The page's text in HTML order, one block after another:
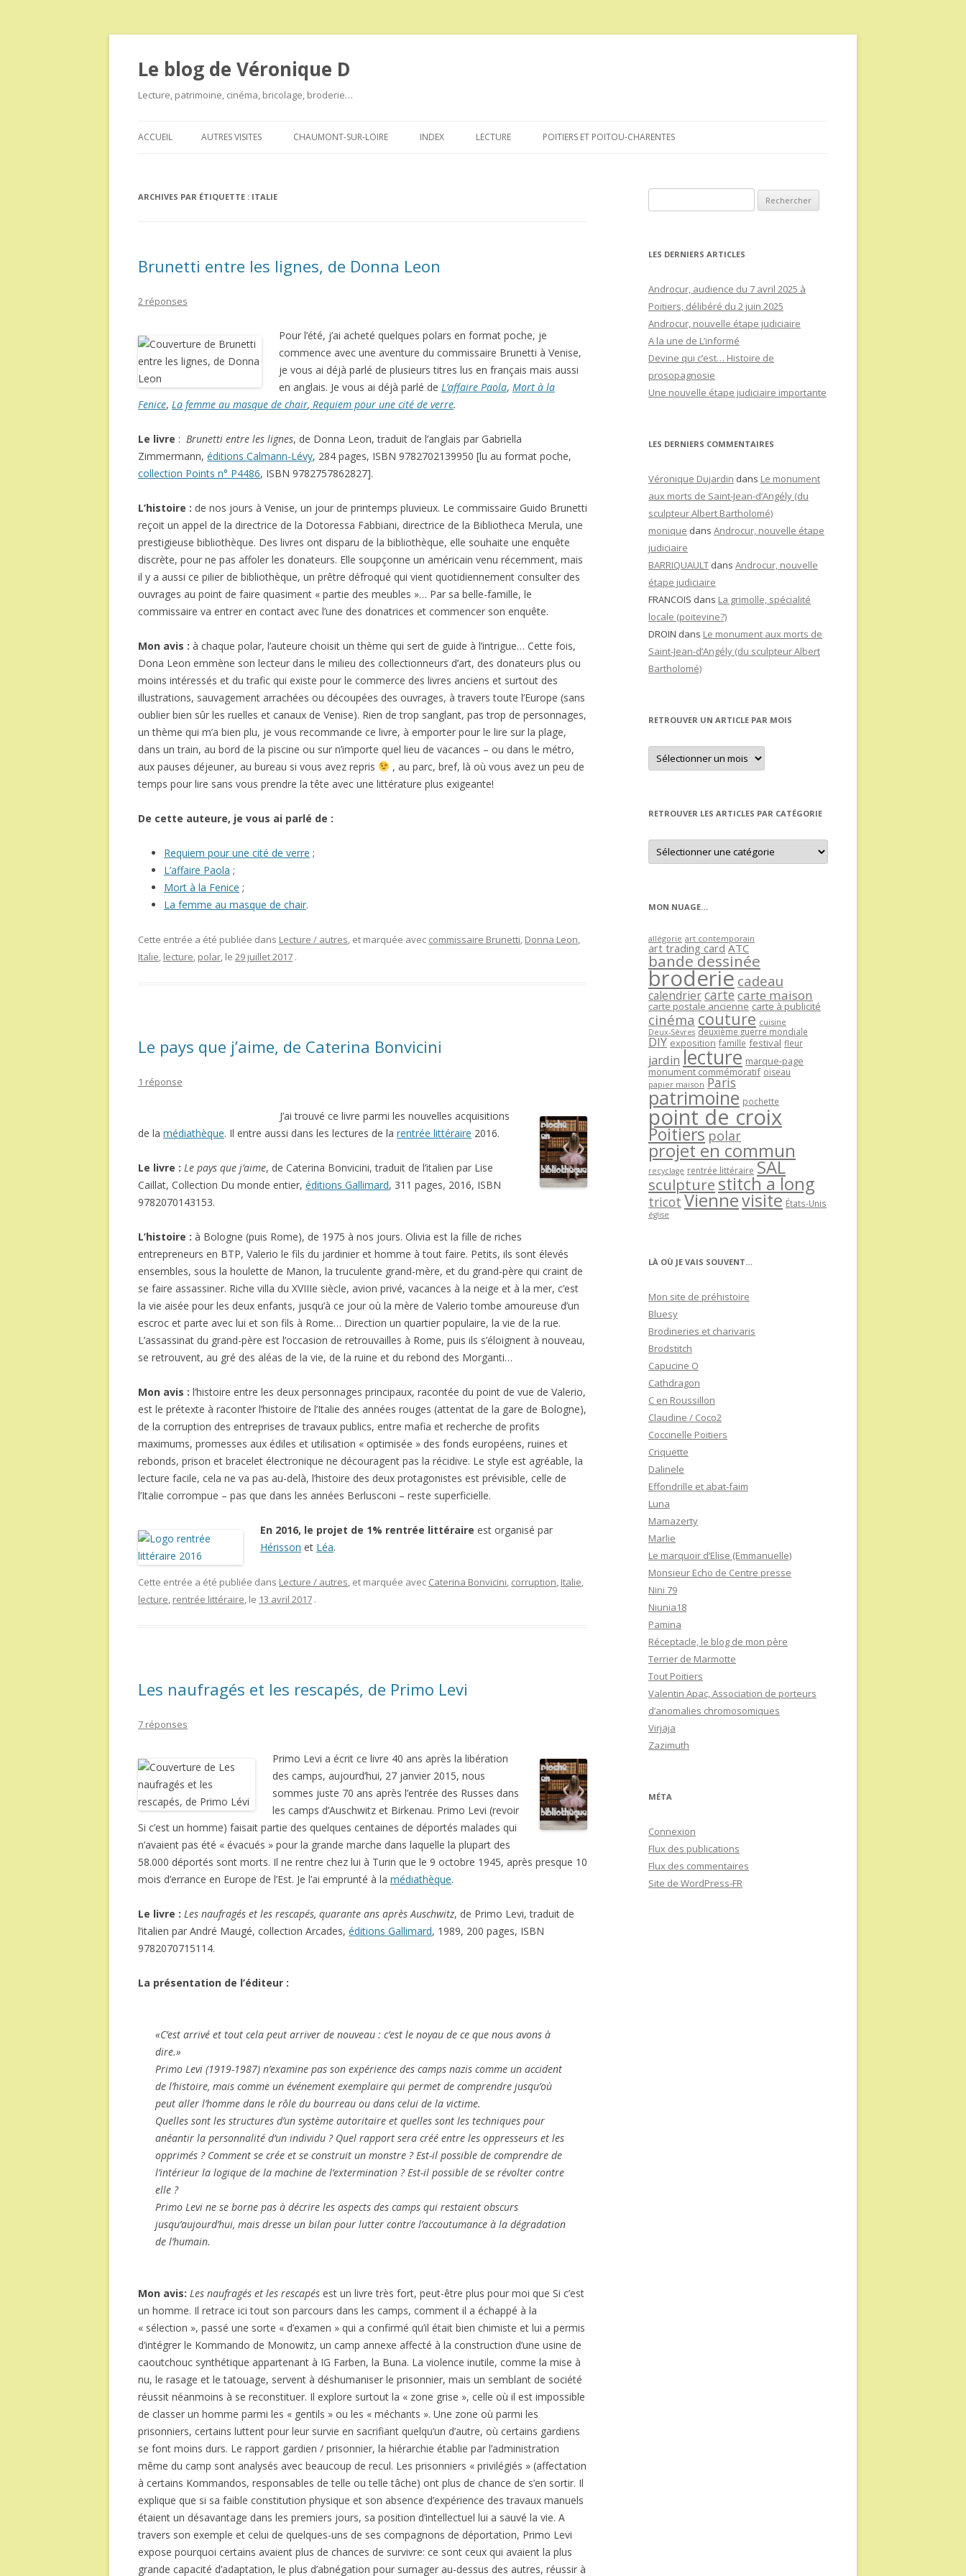
Le blog de Véronique D
Lecture, patrimoine, cinéma, bricolage, broderie…
au
ACCUEIL AUTRES VISITES CHAUMONT-SUR-LOIRE INDEX LECTURE POITIERS ET POITOU-CHARENTES
ARCHIVES PAR ÉTIQUETTE : ITALIE
Brunetti entre les lignes, de Donna Leon
2 réponses
Pour l’été, j’ai acheté quelques polars en format poche, je
commence avec une aventure du commissaire Brunetti à Venise,
je vous ai déjà parlé de plusieurs titres lus en français mais aussi
en anglais. Je vous ai déjà parlé de L’affaire Paola, Mort à la
Fenice, La femme au masque de chair, Requiem pour une cité de verre.
Le livre : Brunetti entre les lignes, de Donna Leon, traduit de l’anglais par Gabriella
Zimmermann, éditions Calmann-Lévy, 284 pages, ISBN 9782702139950 [lu au format poche,
collection Points n° P4486, ISBN 9782757862827].
L’histoire : de nos jours à Venise, un jour de printemps pluvieux. Le commissaire Guido Brunetti
reçoit un appel de la directrice de la Dotoressa Fabbiani, directrice de la Bibliotheca Merula, une
prestigieuse bibliothèque. Des livres ont disparu de la bibliothèque, elle souhaite une enquête
discrète, pour ne pas affoler les donateurs. Elle soupçonne un américain venu récemment, mais
il y a aussi ce pilier de bibliothèque, un prêtre défroqué qui vient quotidiennement consulter des
ouvrages au point de faire quasiment « partie des meubles »… Par sa belle-famille, le
commissaire va entrer en contact avec l’une des donatrices et commencer son enquête.
Mon avis : à chaque polar, l’auteure choisit un thème qui sert de guide à l’intrigue… Cette fois,
Dona Leon emmène son lecteur dans le milieu des collectionneurs d’art, des donateurs plus ou
moins intéressés et du trafic qui existe pour le commerce des livres anciens et surtout des
illustrations, sauvagement arrachées ou découpées des ouvrages, à travers toute l’Europe (sans
oublier bien sûr les ruelles et canaux de Venise). Rien de trop sanglant, pas trop de personnages,
un thème qui m’a bien plu, je vous recommande ce livre, à emporter pour le lire sur la plage,
dans un train, au bord de la piscine ou sur n’importe quel lieu de vacances – ou dans le métro,
aux pauses déjeuner, au bureau si vous avez repris
, au parc, bref, là où vous avez un peu de
temps pour lire sans vous prendre la tête avec une littérature plus exigeante!
De cette auteure, je vous ai parlé de :
Requiem pour une cité de verre ;
L’affaire Paola ;
Mort à la Fenice ;
La femme au masque de chair.
Cette entrée a été publiée dans Lecture / autres, et marquée avec commissaire Brunetti, Donna Leon,
Italie, lecture, polar, le 29 juillet 2017 .
Le pays que j’aime, de Caterina Bonvicini
1 réponse
J’ai trouvé ce livre parmi les nouvelles acquisitions
de la médiathèque. Il entre aussi dans les lectures de la rentrée littéraire 2016.
Le livre : Le pays que j’aime, de Caterina Bonvicini, traduit de l’italien par Lise
Caillat, Collection Du monde entier, éditions Gallimard, 311 pages, 2016, ISBN
9782070143153.
L’histoire : à Bologne (puis Rome), de 1975 à nos jours. Olivia est la fille de riches
entrepreneurs en BTP, Valerio le fils du jardinier et homme à tout faire. Petits, ils sont élevés
ensembles, sous la houlette de Manon, la truculente grand-mère, et du grand-père qui craint de
se faire assassiner. Riche villa du XVIIIe siècle, avion privé, vacances à la neige et à la mer, c’est
la vie aisée pour les deux enfants, jusqu’à ce jour où la mère de Valerio tombe amoureuse d’un
escroc et parte avec lui et son fils à Rome… Direction un quartier populaire, la vie de la rue.
L’assassinat du grand-père est l’occasion de retrouvailles à Rome, puis ils s’éloignent à nouveau,
se retrouvent, au gré des aléas de la vie, de la ruine et du rebond des Morganti…
Mon avis : l’histoire entre les deux personnages principaux, racontée du point de vue de Valerio,
est le prétexte à raconter l’histoire de l’Italie des années rouges (attentat de la gare de Bologne),
de la corruption des entreprises de travaux publics, entre mafia et recherche de profits
maximums, promesses aux édiles et utilisation « optimisée » des fonds européens, ruines et
rebonds, prison et bracelet électronique ne découragent pas la récidive. Le style est agréable, la
lecture facile, cela ne va pas au-delà, l’histoire des deux protagonistes est prévisible, celle de
l’Italie corrompue – pas que dans les années Berlusconi – reste superficielle.
En 2016, le projet de 1% rentrée littéraire est organisé par
Hérisson et Léa.
Cette entrée a été publiée dans Lecture / autres, et marquée avec Caterina Bonvicini, corruption, Italie,
lecture, rentrée littéraire, le 13 avril 2017 .
Les naufragés et les rescapés, de Primo Levi
7 réponses
Primo Levi a écrit ce livre 40 ans après la libération
des camps, aujourd’hui, 27 janvier 2015, nous
sommes juste 70 ans après l’entrée des Russes dans
les camps d’Auschwitz et Birkenau. Primo Levi (revoir
Si c’est un homme) faisait partie des quelques centaines de déportés malades qui
n’avaient pas été « évacués » pour la grande marche dans laquelle la plupart des
58.000 déportés sont morts. Il ne rentre chez lui à Turin que le 9 octobre 1945, après presque 10
mois d’errance en Europe de l’Est. Je l’ai emprunté à la médiathèque.
Le livre : Les naufragés et les rescapés, quarante ans après Auschwitz, de Primo Levi, traduit de
l’italien par André Maugé, collection Arcades, éditions Gallimard, 1989, 200 pages, ISBN
9782070715114.
La présentation de l’éditeur :
«C’est arrivé et tout cela peut arriver de nouveau : c’est le noyau de ce que nous avons à
dire.»
Primo Levi (1919-1987) n’examine pas son expérience des camps nazis comme un accident
de l’histoire, mais comme un événement exemplaire qui permet de comprendre jusqu’où
peut aller l’homme dans le rôle du bourreau ou dans celui de la victime.
Quelles sont les structures d’un système autoritaire et quelles sont les techniques pour
anéantir la personnalité d’un individu ? Quel rapport sera créé entre les oppresseurs et les
opprimés ? Comment se crée et se construit un monstre ? Est-il possible de comprendre de
l’intérieur la logique de la machine de l’extermination ? Est-il possible de se révolter contre
elle ?
Primo Levi ne se borne pas à décrire les aspects des camps qui restaient obscurs
jusqu’aujourd’hui, mais dresse un bilan pour lutter contre l’accoutumance à la dégradation
de l’humain.
Mon avis: Les naufragés et les rescapés est un livre très fort, peut-être plus pour moi que Si c’est
un homme. Il retrace ici tout son parcours dans les camps, comment il a échappé à la
« sélection », passé une sorte « d’examen » qui a confirmé qu’il était bien chimiste et lui a permis
d’intégrer le Kommando de Monowitz, un camp annexe affecté à la construction d’une usine de
caoutchouc synthétique appartenant à IG Farben, la Buna. La violence inutile, comme la mise à
nu, le rasage et le tatouage, servent à déshumaniser le prisonnier, mais un semblant de société
réussit néanmoins à se reconstituer. Il explore surtout la « zone grise », celle où il est impossible
de classer un homme parmi les « gentils » ou les « méchants ». Une zone où parmi les
prisonniers, certains luttent pour leur survie en sacrifiant quelqu’un d’autre, où certains gardiens
se font moins durs. Le rapport gardien / prisonnier, la hiérarchie établie par l’administration
même du camp sont analysés avec beaucoup de recul. Les prisonniers « privilégiés » (affectation
à certains Kommandos, responsables de telle ou telle tâche) ont plus de chance de s’en sortir. Il
explique que si sa faible constitution physique et son absence d’expérience des travaux manuels
étaient un désavantage dans les premiers jours, sa position d’intellectuel lui a sauvé la vie. A
travers son exemple et celui de quelques-uns de ses compagnons de déportation, Primo Levi
expose pourquoi certains avaient plus de chances de survivre: ce sont ceux qui avaient la plus
grande capacité d’adaptation, le plus d’abnégation pour surnager au-dessus des autres, réussir à
LES DERNIERS ARTICLES
Androcur, audience du 7 avril 2025 à
Poitiers, délibéré du 2 juin 2025
Androcur, nouvelle étape judiciaire
A la une de L’informé
Devine qui c’est… Histoire de
prosopagnosie
Une nouvelle étape judiciaire importante
LES DERNIERS COMMENTAIRES
Véronique Dujardin dans Le monument
aux morts de Saint-Jean-d’Angély (du
sculpteur Albert Bartholomé)
monique dans Androcur, nouvelle étape
judiciaire
BARRIQUAULT dans Androcur, nouvelle
étape judiciaire
FRANCOIS dans La grimolle, spécialité
locale (poitevine?)
DROIN dans Le monument aux morts de
Saint-Jean-d’Angély (du sculpteur Albert
Bartholomé)
RETROUVER UN ARTICLE PAR MOIS
Retrouver
un
article
RETROUVER LES ARTICLES PAR CATÉGORIE
Retrouver
les
articles
MON NUAGE…
allégorie art contemporain
art trading card ATC
bande dessinée
broderie cadeau
calendriercartecarte maison
carte postale ancienne carte à publicité
cinéma couture cuisine
Deux-Sèvres deuxième guerre mondiale
DIY exposition famille festival fleur
jardin lecture marque-page
monument commémoratif oiseau
papier maison Paris
patrimoine pochette
point de croix
Poitiers polar
projet en commun
recyclage rentrée littéraire SAL
sculpture stitch a long
tricot Viennevisite États-Unis
église
LÀ OÙ JE VAIS SOUVENT…
Mon site de préhistoire
Bluesy
Brodineries et charivaris
Brodstitch
Capucine O
Cathdragon
C en Roussillon
Claudine / Coco2
Coccinelle Poitiers
Criquette
Dalinele
Effondrille et abat-faim
Luna
Mamazerty
Marlie
Le marquoir d’Elise (Emmanuelle)
Monsieur Echo de Centre presse
Nini 79
Niunia18
Pamina
Réceptacle, le blog de mon père
Terrier de Marmotte
Tout Poitiers
Valentin Apac, Association de porteurs
d’anomalies chromosomiques
Virjaja
Zazimuth
MÉTA
Connexion
Flux des publications
Flux des commentaires
Site de WordPress-FR